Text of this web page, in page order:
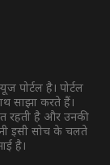
पोर्टल है। पोर्टल
साझा करते हैं।
रहती है और उनकी
इसी सोच के चलते
है।